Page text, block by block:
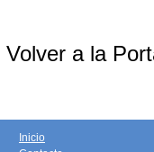
Volver a la
Inicio